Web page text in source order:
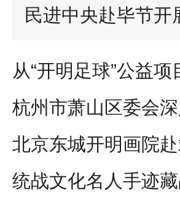
民进中央赴毕节开
从“开明足球”公益
杭州市萧山区委会
北京东城开明画院
统战文化名人手迹